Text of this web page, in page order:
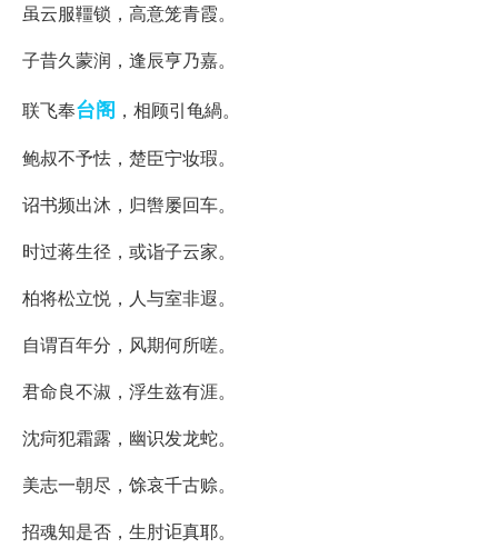
虽云服韁锁，高意笼青霞。
子昔久蒙润，逢辰亨乃嘉。
联飞奉台阁 ，相顾引龟緺。
鲍叔不予怯，楚臣宁妆瑕。
诏书频出沐，归辔屡回车。
时过蒋生径，或诣子云家。
柏将松立悦，人与室非遐。
自谓百年分，风期何所嗟。
君命良不淑，浮生兹有涯。
沈疴犯霜露，幽识发龙蛇。
美志一朝尽，馀哀千古赊。
招魂知是否，生肘讵真耶。